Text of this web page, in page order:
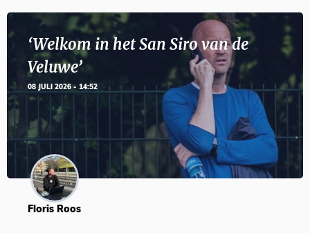
‘Welkom in het San Siro van de
Veluwe’
08 JULI 2026 - 14:52
Floris Roos